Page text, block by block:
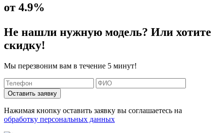
от 4.9%
Не нашли нужную модель? Или хотите
скидку!
Мы перезвоним вам в течение 5 минут!
Оставить заявку
Нажимая кнопку оставить заявку вы соглашаетесь на
обработку персональных данных